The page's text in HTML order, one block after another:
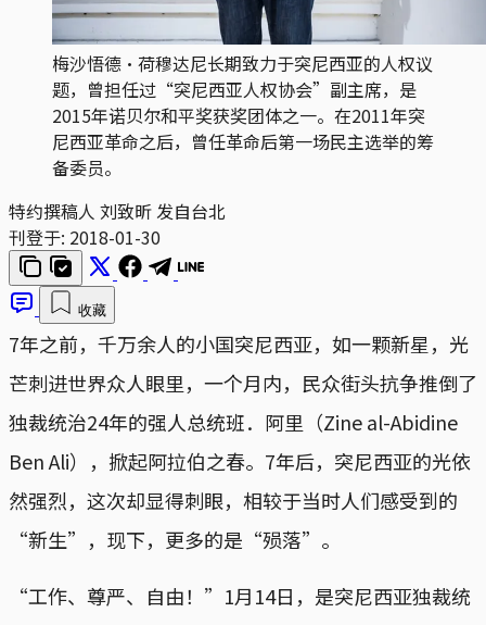
梅沙悟德‧荷穆达尼长期致力于突尼西亚的人权议
题，曾担任过“突尼西亚人权协会”副主席，是
2015年诺贝尔和平奖获奖团体之一。在2011年突
尼西亚革命之后，曾任革命后第一场民主选举的筹
备委员。
特约撰稿人 刘致昕 发自台北
刊登于: 2018-01-30
收藏
7年之前，千万余人的小国突尼西亚，如一颗新星，光
芒刺进世界众人眼里，一个月内，民众街头抗争推倒了
独裁统治24年的强人总统班．阿里（Zine al-Abidine
Ben Ali），掀起阿拉伯之春。7年后，突尼西亚的光依
然强烈，这次却显得刺眼，相较于当时人们感受到的
“新生”，现下，更多的是“殒落”。
“工作、尊严、自由！”1月14日，是突尼西亚独裁统